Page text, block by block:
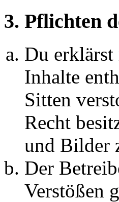
3. Pflichten
Du erklärst
Inhalte
Sitten
Recht
und Bilder
Der
Verstößen